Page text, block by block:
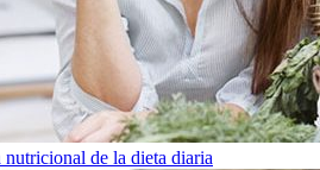
de la dieta diaria